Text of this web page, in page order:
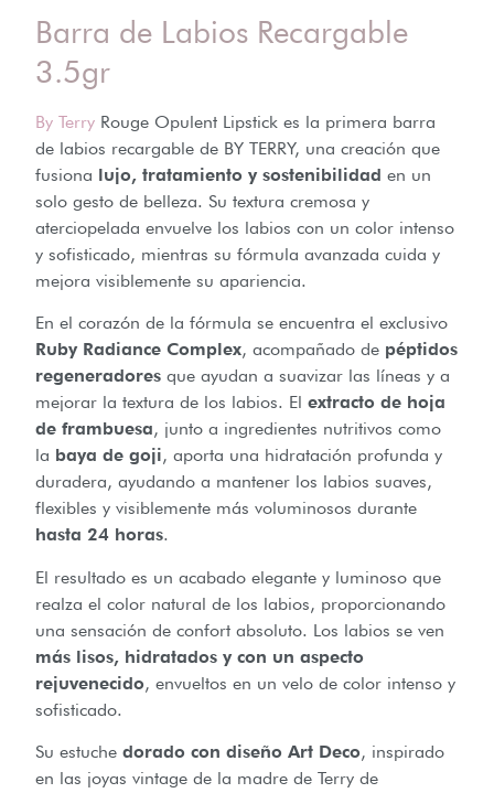
Barra de Labios Recargable
3.5gr
By Terry Rouge Opulent Lipstick es la primera barra
de labios recargable de BY TERRY, una creación que
fusiona lujo, tratamiento y sostenibilidad en un
solo gesto de belleza. Su textura cremosa y
aterciopelada envuelve los labios con un color intenso
y sofisticado, mientras su fórmula avanzada cuida y
mejora visiblemente su apariencia.
En el corazón de la fórmula se encuentra el exclusivo
Ruby Radiance Complex, acompañado de péptidos
regeneradores que ayudan a suavizar las líneas y a
mejorar la textura de los labios. El extracto de hoja
de frambuesa, junto a ingredientes nutritivos como
la baya de goji, aporta una hidratación profunda y
duradera, ayudando a mantener los labios suaves,
flexibles y visiblemente más voluminosos durante
hasta 24 horas.
El resultado es un acabado elegante y luminoso que
realza el color natural de los labios, proporcionando
una sensación de confort absoluto. Los labios se ven
más lisos, hidratados y con un aspecto
rejuvenecido, envueltos en un velo de color intenso y
sofisticado.
Su estuche dorado con diseño Art Deco, inspirado
en las joyas vintage de la madre de Terry de